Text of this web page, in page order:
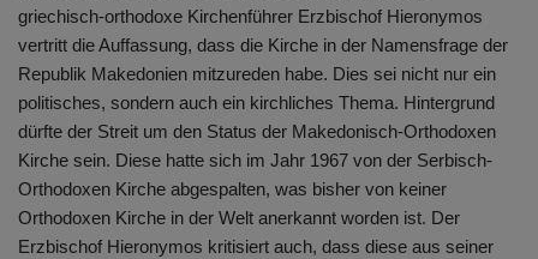
griechisch-orthodoxe Kirchenführer Erzbischof Hieronymos
vertritt die Auffassung, dass die Kirche in der Namensfrage der
Republik Makedonien mitzureden habe. Dies sei nicht nur ein
politisches, sondern auch ein kirchliches Thema. Hintergrund
dürfte der Streit um den Status der Makedonisch-Orthodoxen
Kirche sein. Diese hatte sich im Jahr 1967 von der Serbisch-
Orthodoxen Kirche abgespalten, was bisher von keiner
Orthodoxen Kirche in der Welt anerkannt worden ist. Der
Erzbischof Hieronymos kritisiert auch, dass diese aus seiner